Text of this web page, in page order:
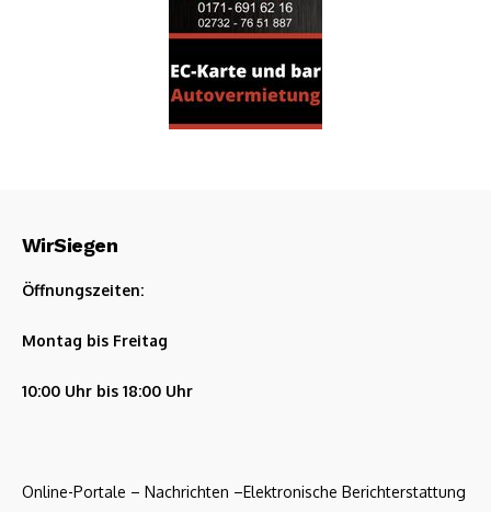
WirSiegen
Öffnungszeiten:
Montag bis Freitag
10:00 Uhr bis 18:00 Uhr
Online-Portale – Nachrichten –Elektronische Berichterstattung